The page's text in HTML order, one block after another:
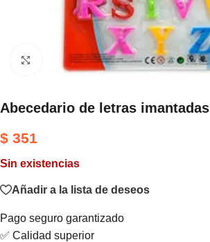
Haga clic para ampliar
Abecedario de letras imantadas
$ 351
Sin existencias
Añadir a la lista de deseos
Pago seguro garantizado
✅ Calidad superior